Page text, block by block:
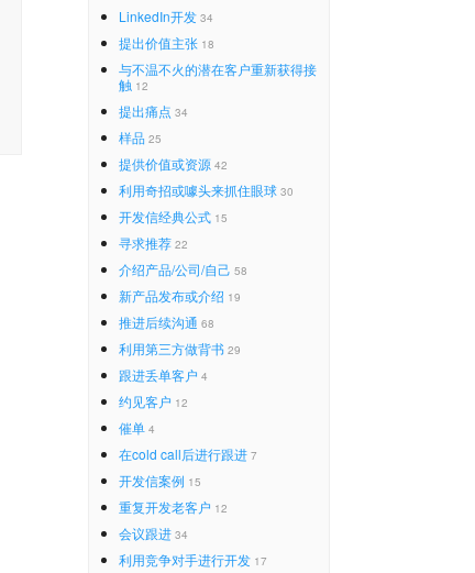
LinkedIn开发 34
提出价值主张 18
与不温不火的潜在客户重新获得接
触 12
提出痛点 34
样品 25
提供价值或资源 42
利用奇招或噱头来抓住眼球 30
开发信经典公式 15
寻求推荐 22
介绍产品/公司/自己 58
新产品发布或介绍 19
推进后续沟通 68
利用第三方做背书 29
跟进丢单客户 4
约见客户 12
催单 4
在cold call后进行跟进 7
开发信案例 15
重复开发老客户 12
会议跟进 34
利用竞争对手进行开发 17